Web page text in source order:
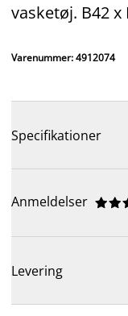
vasketøj. B42 x
Varenummer: 4912074
Specifikationer
Anmeldelser 


Levering